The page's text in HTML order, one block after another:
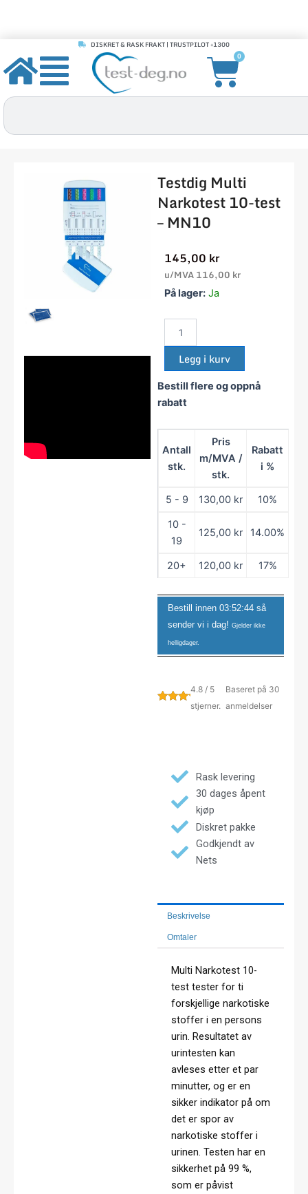
rett
innholdet
DISKRET & RASK FRAKT | TRUSTPILOT +1300
0
Søk
Testdig Multi
Narkotest 10-test
– MN10
145,00 kr
u/MVA 116,00 kr
På lager: Ja
Testdig
Narkotest
test
MN10
antall
Legg i kurv
Bestill flere og oppnå
rabatt
Antall
stk.
Pris
m/MVA /
stk.
Rabatt
i %
5 - 9 130,00 kr
10%
10 -
19
125,00 kr 14.00%
20+ 120,00 kr 17%
Bestill innen 03:52:44så
sender vi i dag! Gjelder ikke
helligdager.
4.8 / 5
stjerner.
Baseret på 30
anmeldelser
Rask levering
30 dages åpent
kjøp
Diskret pakke
Godkjendt av
Nets
Beskrivelse
Omtaler
Multi Narkotest 10-
test tester for ti
forskjellige narkotiske
stoffer i en persons
urin. Resultatet av
urintesten kan
avleses etter et par
minutter, og er en
sikker indikator på om
det er spor av
narkotiske stoffer i
urinen. Testen har en
sikkerhet på 99 %,
som er påvist